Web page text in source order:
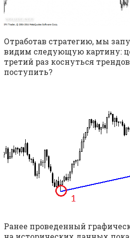
Отработав стратегию, мы
видим следующую картину:
третий раз коснуться
поступить?
Ранее проведенный